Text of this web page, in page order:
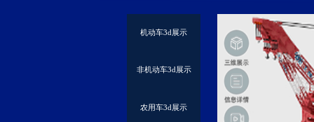
机动车3d展示
非机动车3d展示
农用车3d展示